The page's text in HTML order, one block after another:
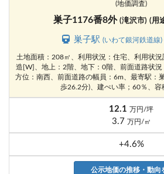
(地価調査)
巣子1176番8外 (滝沢市) (用
巣子駅 (いわて銀河鉄道線)
土地面積：208㎡、利用状況：住宅、利用状
造[W]、地上：2階、地下：0階、前面道路状
方位：南西、前面道路の幅員：6m、最寄駅：
歩26.2分)、建ぺい率；60％、容
12.1 万円/坪
3.7 万円/㎡
+4.6%
公示地価の推移・動向